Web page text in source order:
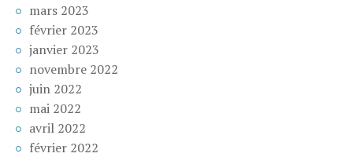
mars 2023
février 2023
janvier 2023
novembre 2022
juin 2022
mai 2022
avril 2022
février 2022